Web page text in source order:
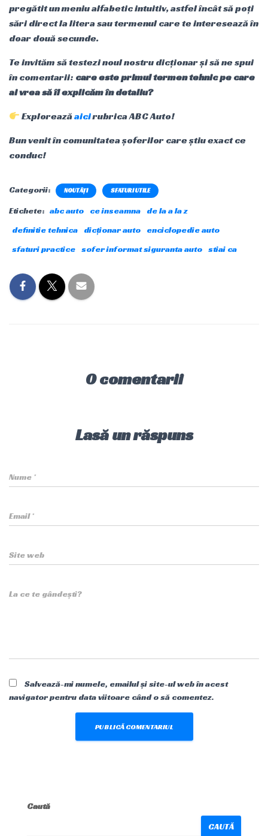
pregătit un meniu alfabetic intuitiv, astfel încât să poți
sări direct la litera sau termenul care te interesează în
doar două secunde.
Te invităm să testezi noul nostru dicționar și să ne spui
în comentarii: care este primul termen tehnic pe care
ai vrea să îl explicăm în detaliu?
Exploreazăaicirubrica ABC Auto!
Bun venit în comunitatea șoferilor care știu exact ce
conduc!
Categorii: NOUTĂȚI SFATURI UTILE
Etichete: abc auto ce inseamna
de la a la z
definitie tehnica
dicționar auto
enciclopedie auto
sfaturi practice sofer informat siguranta auto stiai ca
0 comentarii
Lasă un răspuns
Nume *
Email*
Site web
La ce te gândești?
Salvează-mi numele, emailul și site-ul web în acest
navigator pentru data viitoare când o să comentez.
Caută
CAUTĂ